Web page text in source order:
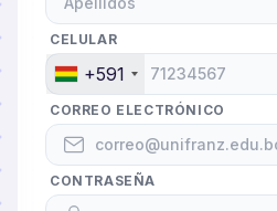
CELULAR
+591
CORREO ELECTRÓNICO
CONTRASEÑA